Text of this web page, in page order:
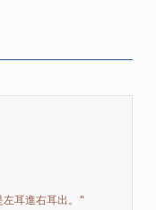
左耳進右耳出。"